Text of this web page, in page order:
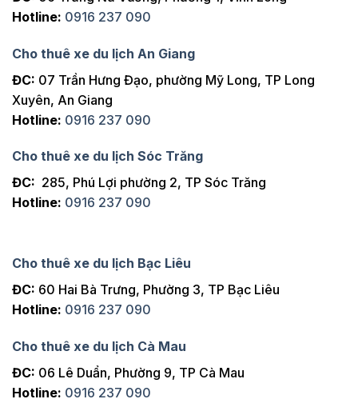
Hotline: 0916 237 090
Cho thuê xe du lịch An Giang
ĐC: 07 Trần Hưng Đạo, phường Mỹ Long, TP Long
Xuyên, An Giang
Hotline: 0916 237 090
Cho thuê xe du lịch Sóc Trăng
ĐC: 285, Phú Lợi phường 2, TP Sóc Trăng
Hotline: 0916 237 090
Cho thuê xe du lịch Bạc Liêu
ĐC: 60 Hai Bà Trưng, Phường 3, TP Bạc Liêu
Hotline: 0916 237 090
Cho thuê xe du lịch Cà Mau
ĐC: 06 Lê Duẩn, Phường 9, TP Cà Mau
Hotline: 0916 237 090